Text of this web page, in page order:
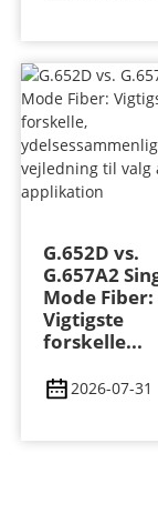
G.652D vs.
G.657A2
Mode Fiber:
Vigtigste
forskelle...
2026-07-31